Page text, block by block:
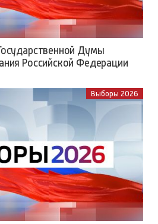
Думы
Российской Федерации
Выборы 2026